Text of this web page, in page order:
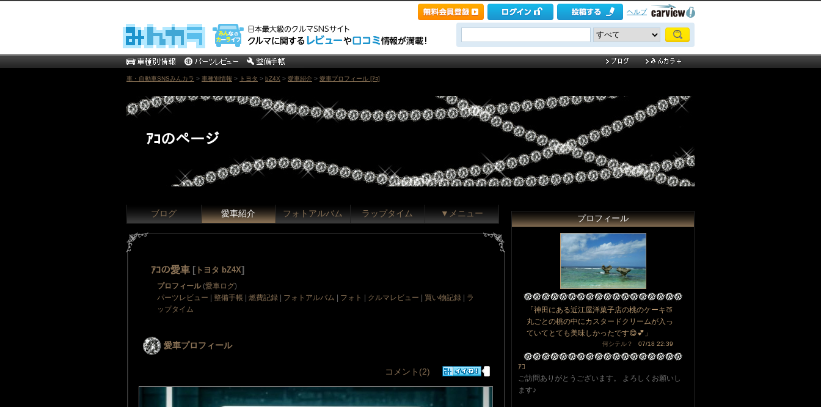
ヘルプ
車・自動車SNSみんカラ > 車種別情報 > トヨタ > bZ4X > 愛車紹介 > 愛車プロフィール [ｱｺ]
ｱｺのページ
ブログ 愛車紹介 フォトアルバム ラップタイム ▼メニュー
ｱｺの愛車 [ トヨタ bZ4X]
プロフィール(愛車ログ)
パーツレビュー
整備手帳 燃費記録 フォトアルバム フォト クルマレビュー 買い物記録
ラ
ップタイム
愛車プロフィール
コメント(2)
プロフィール
「神田にある近江屋洋菓子店の桃のケーキ🍑
丸ごとの桃の中にカスタードクリームが入っ
ていてとても美味しかったです😋💕」
何シテル？ 07/18 22:39
ｱｺ
ご訪問ありがとうございます。 よろしくお願いし
ます♪